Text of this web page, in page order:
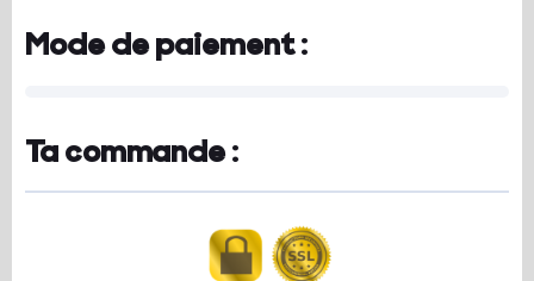
Mode de paiement :
Ta commande :